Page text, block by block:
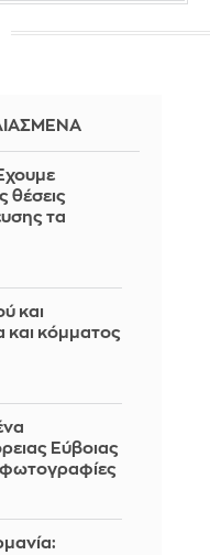
θέσεις
τα
και
και κόμματος
Εύβοιας
φωτογραφίες